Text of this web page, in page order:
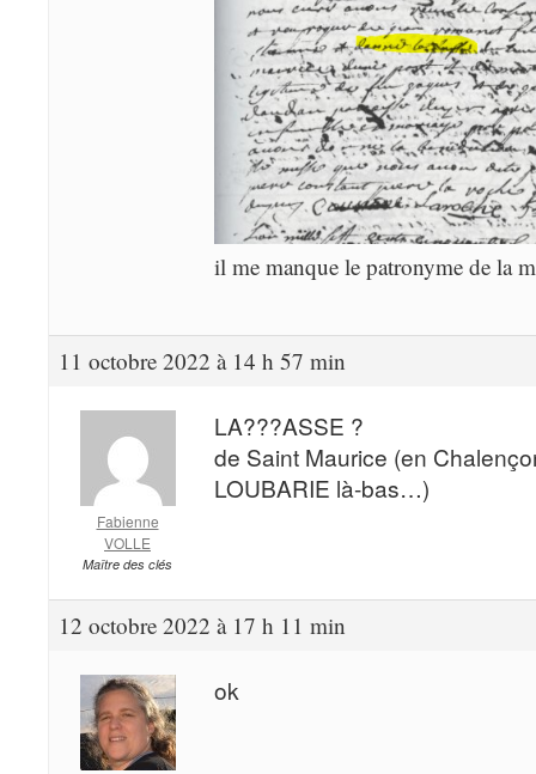
il me manque le patronyme de la
11 octobre 2022 à 14 h 57 min
Fabienne
VOLLE
Maître des clés
LA???ASSE ?
de Saint Maurice (en
LOUBARIE là-bas…)
12 octobre 2022 à 17 h 11 min
ok